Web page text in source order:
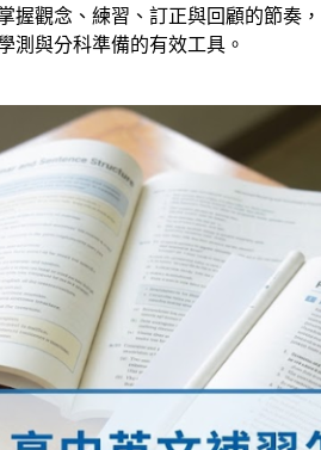
握觀念、練習、訂正與回顧的節奏，
測與分科準備的有效工具。